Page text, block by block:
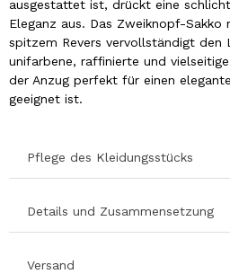
ausgestattet ist, drückt eine
Eleganz aus. Das Zweiknopf-
spitzem Revers vervollständigt den
unifarbene, raffinierte und
der Anzug perfekt für einen
geeignet ist.
Pflege des Kleidungsstücks
Details und Zusammensetzung
Versand